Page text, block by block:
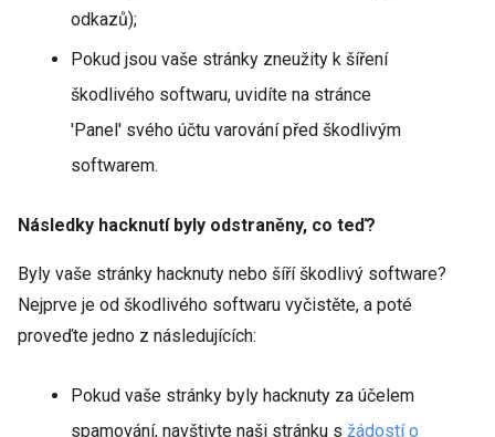
odkazů);
Pokud jsou vaše stránky zneužity k šíření
škodlivého softwaru, uvidíte na stránce
'Panel' svého účtu varování před škodlivým
softwarem.
Následky hacknutí byly odstraněny, co teď?
Byly vaše stránky hacknuty nebo šíří škodlivý software?
Nejprve je od škodlivého softwaru vyčistěte, a poté
proveďte jedno z následujících:
Pokud vaše stránky byly hacknuty za účelem
spamování, navštivte naši stránku s žádostí o